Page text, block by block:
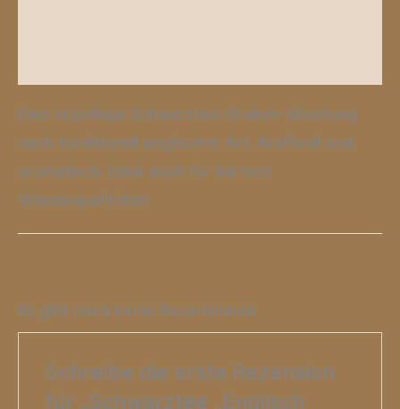
Eine ergiebige Schwarztee-Broken-Mischung
nach traditionell englischer Art. Kraftvoll und
aromatisch. Ideal auch für härtere
Wasserqualitäten.
Es gibt noch keine Rezensionen.
Schreibe die erste Rezension
für „Schwarztee „Englisch